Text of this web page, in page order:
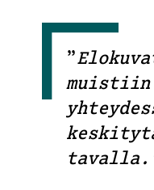
”
muistiin